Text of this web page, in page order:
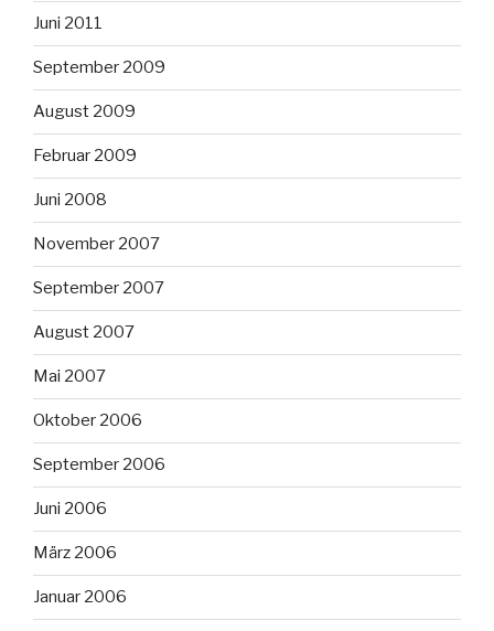
Juni 2011
September 2009
August 2009
Februar 2009
Juni 2008
November 2007
September 2007
August 2007
Mai 2007
Oktober 2006
September 2006
Juni 2006
März 2006
Januar 2006